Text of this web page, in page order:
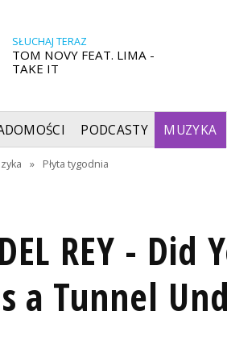
SŁUCHAJ TERAZ
TOM NOVY FEAT. LIMA -
TAKE IT
PODCASTY MUZYKA
» Płyta tygodnia
REY - Did
a Tunnel